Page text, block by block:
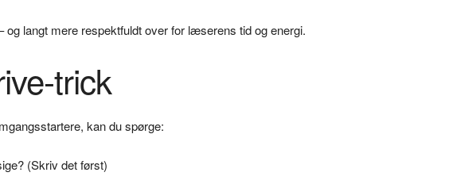
og langt mere respektfuldt over for læserens tid og energi.
trick
kan du spørge:
(Skriv det først)